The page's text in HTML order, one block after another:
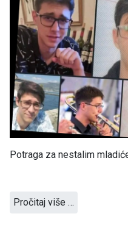
Potraga za nestalim
Pročitaj više …